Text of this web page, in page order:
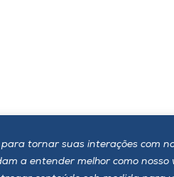
para tornar suas interações com
a entender melhor como nosso